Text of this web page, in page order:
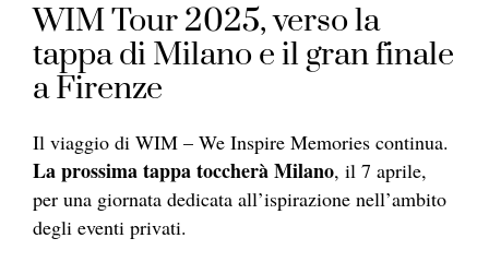
WIM Tour 2025, verso la
tappa di Milano e il gran finale
a Firenze
Il viaggio di WIM – We Inspire Memories continua.
La prossima tappa toccherà Milano, il 7 aprile,
per una giornata dedicata all’ispirazione nell’ambito
degli eventi privati.